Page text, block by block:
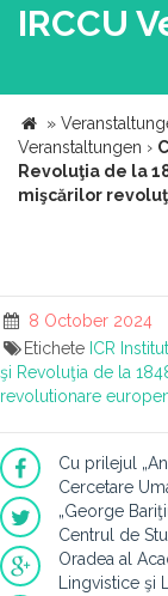
IRCCU
»
Veranstaltungen ›
Revoluţia de la
mişcărilor
8 October 2024
Etichete ICR
şi Revoluţia de la
revolutionare
Cu prilejul
Cercetare
„George
Centrul de
Oradea al
Lingvistice şi